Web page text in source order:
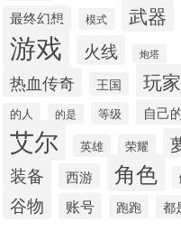
最终幻想 模式 武器
游戏 火线 炮塔
热血传奇 王国 玩家
的人 的是 等级 自己
艾尔 英雄 荣耀
装备
西游 角色
谷物 账号 跑跑 都